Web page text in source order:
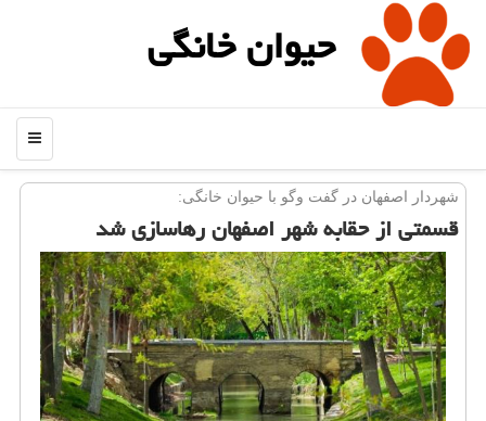
حیوان خانگی
منو
شهردار اصفهان در گفت وگو با حیوان خانگی:
قسمتی از حقابه شهر اصفهان رهاسازی شد